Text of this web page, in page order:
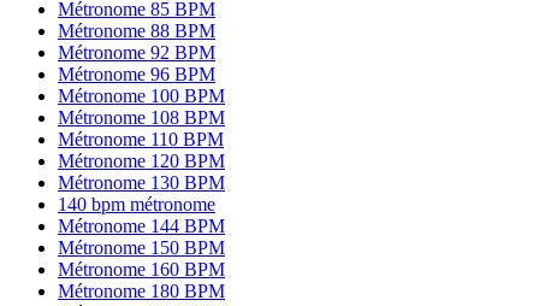
Métronome 85 BPM
Métronome 88 BPM
Métronome 92 BPM
Métronome 96 BPM
Métronome 100 BPM
Métronome 108 BPM
Métronome 110 BPM
Métronome 120 BPM
Métronome 130 BPM
140 bpm métronome
Métronome 144 BPM
Métronome 150 BPM
Métronome 160 BPM
Métronome 180 BPM